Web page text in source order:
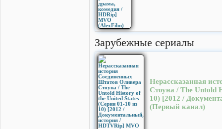
Зарубежные сериалы
Нерассказанная
Стоуна / The Untold
10) [2012 /
(Первый канал)